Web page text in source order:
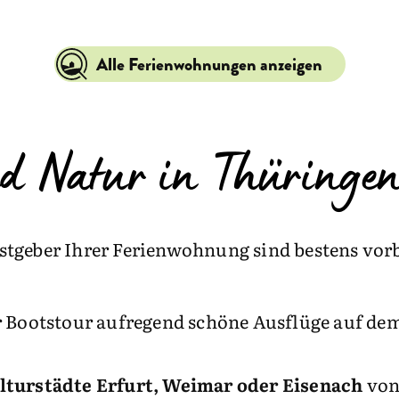
Alle Ferienwohnungen anzeigen
in Thüringen
Ihrer Ferienwohnung sind bestens
aufregend schöne Ausflüge auf
Erfurt, Weimar oder Eisenach